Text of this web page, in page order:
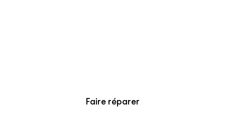
Faire réparer